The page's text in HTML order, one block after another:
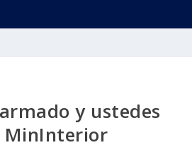
y ustedes
MinInterior